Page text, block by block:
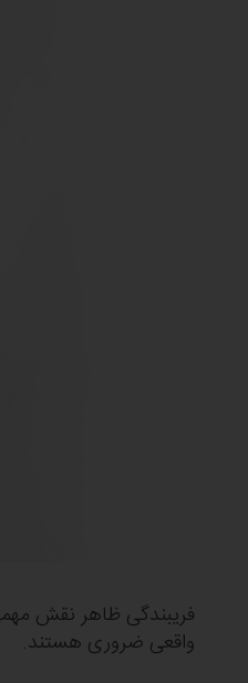
فریبندگی ظاهر نقش
واقعی ضروری هستند.